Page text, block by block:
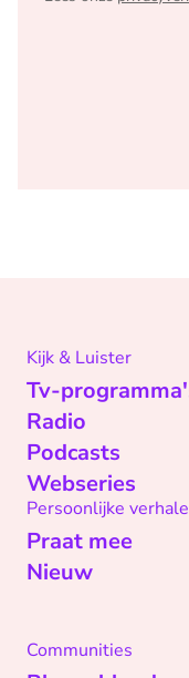
Kijk & Luister
Tv-
Radio
Podcasts
Webseries
Persoonlijke
Praat mee
Nieuw
Communities